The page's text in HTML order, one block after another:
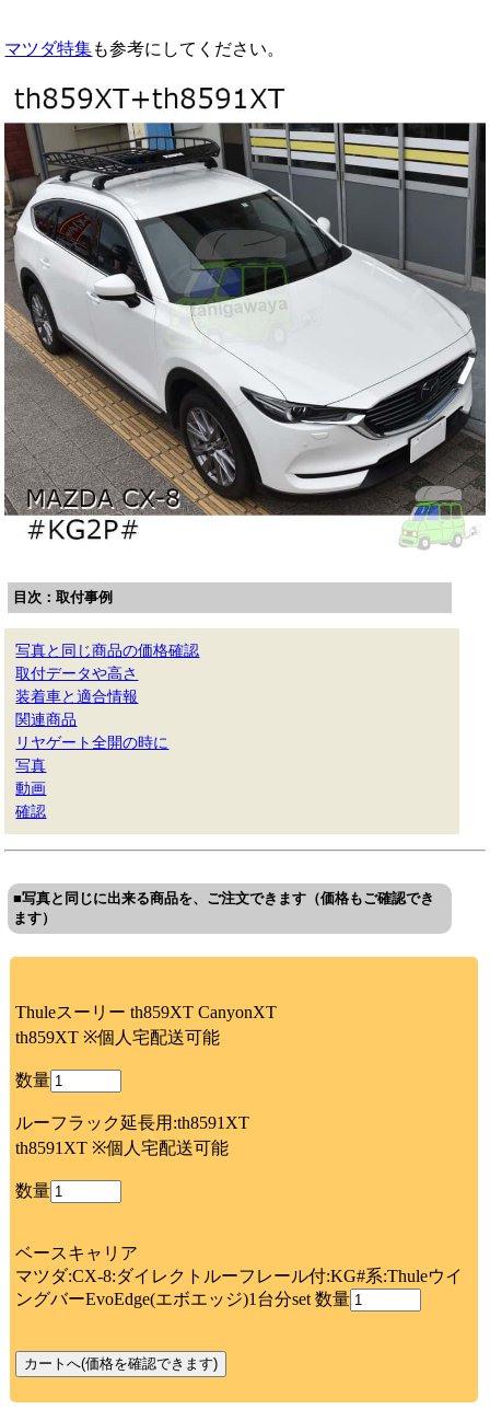
マツダ特集も参考にしてください。
目次：取付事例
写真と同じ商品の価格確認
取付データや高さ
装着車と適合情報
関連商品
リヤゲート全開の時に
写真
動画
確認
■写真と同じに出来る商品を、ご注文できます（価格もご確認でき
ます）
Thuleスーリー th859XT CanyonXT
th859XT ※個人宅配送可能
数量
ルーフラック延長用:th8591XT
th8591XT ※個人宅配送可能
数量
ベースキャリア
マツダ:CX-8:ダイレクトルーフレール付:KG#系:Thuleウイ
ングバーEvoEdge(エボエッジ)1台分set 数量